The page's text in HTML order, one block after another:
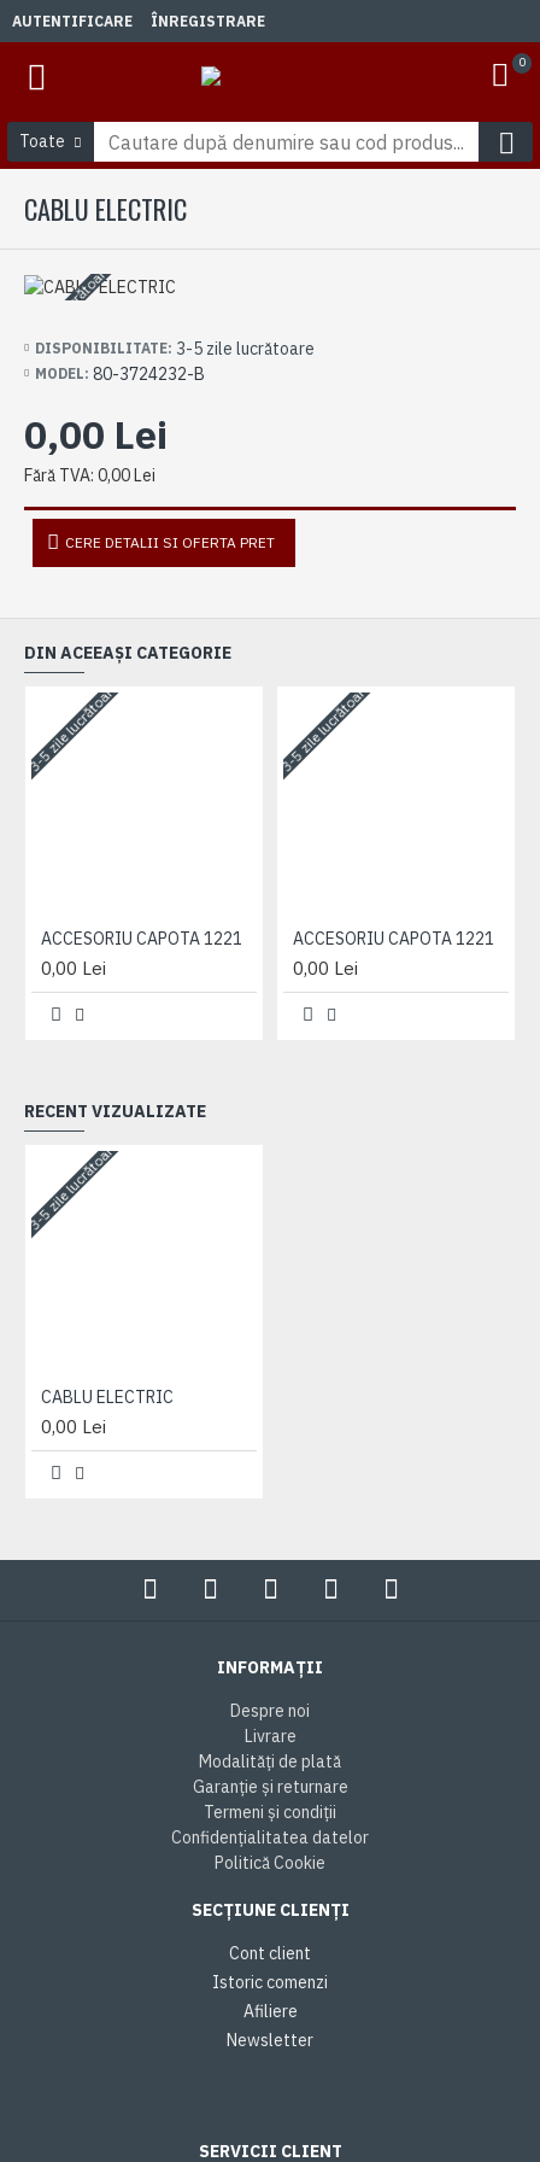
AUTENTIFICARE ÎNREGISTRARE
0
Toate
CABLU ELECTRIC
3-5 zile lucrătoare
DISPONIBILITATE: 3-5 zile lucrătoare
MODEL: 80-3724232-B
0,00 Lei
Fără TVA: 0,00 Lei
CERE DETALII SI OFERTA PRET
DIN ACEEAȘI CATEGORIE
3-5 zile lucrătoare
ACCESORIU CAPOTA 1221
0,00 Lei
3-5 zile lucrătoare
ACCESORIU CAPOTA 1221
0,00 Lei
RECENT VIZUALIZATE
3-5 zile lucrătoare
CABLU ELECTRIC
0,00 Lei
INFORMAȚII
Despre noi
Livrare
Modalități de plată
Garanție și returnare
Termeni și condiții
Confidențialitatea datelor
Politică Cookie
SECȚIUNE CLIENȚI
Cont client
Istoric comenzi
Afiliere
Newsletter
SERVICII CLIENT